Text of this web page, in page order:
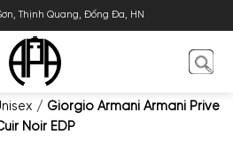
Thịnh Quang, Đống Đa, HN
/ Giorgio Armani Armani Prive
Noir EDP